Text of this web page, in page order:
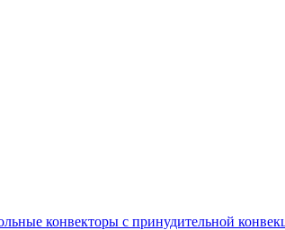
конвекторы с принудительной